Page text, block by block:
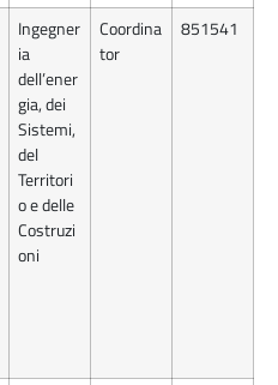
Ingegner
ia
dell’ener
gia, dei
Sistemi,
del
Territori
o e delle
Costruzi
oni
Coordina
tor
851541